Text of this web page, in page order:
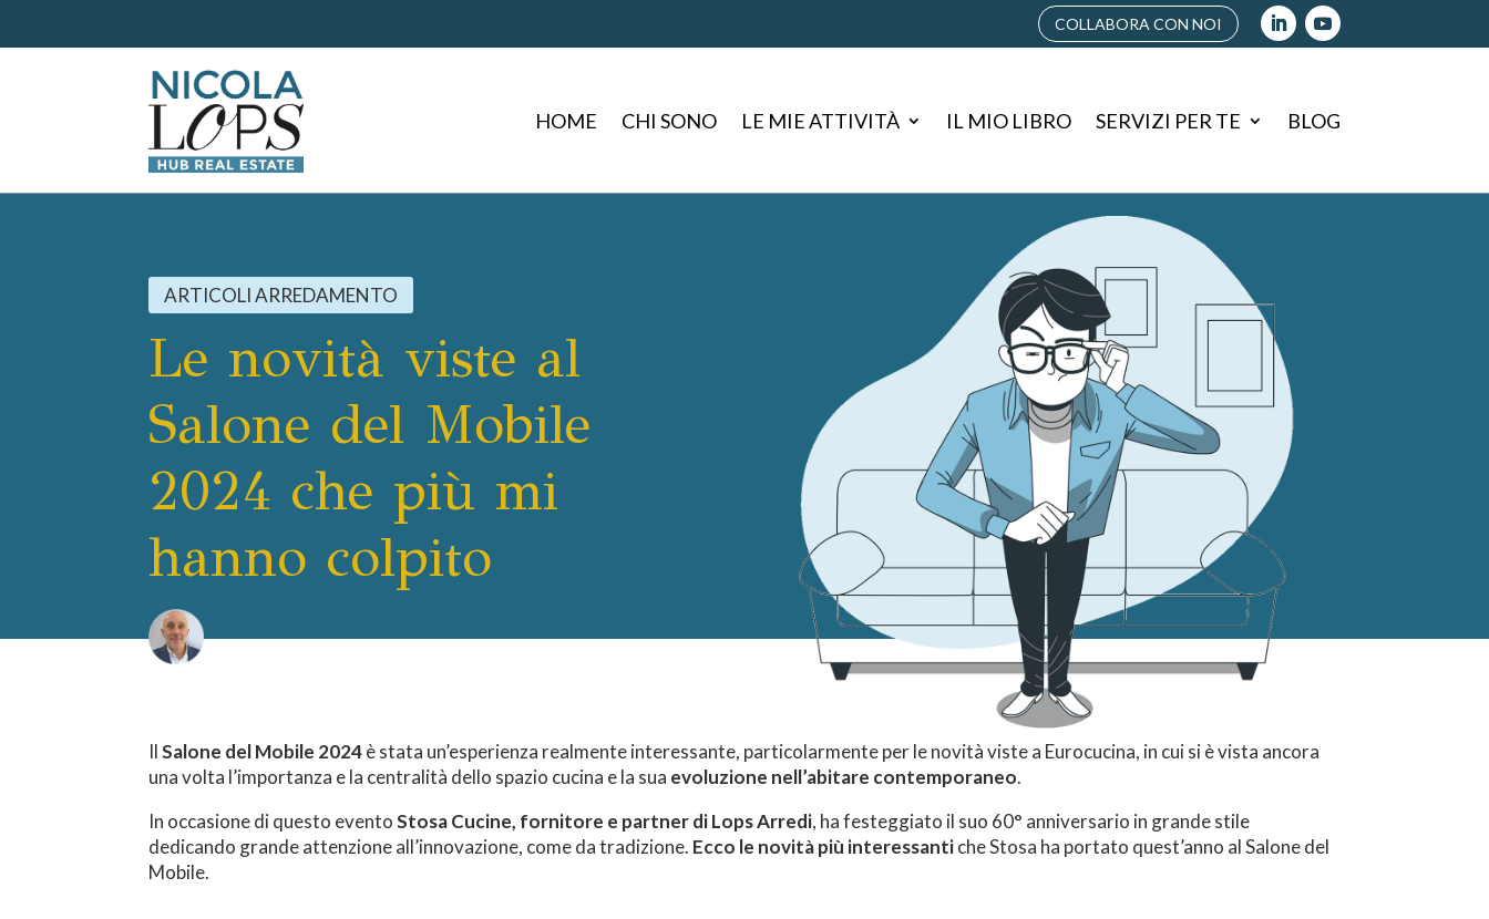
COLLABORA CON NOI
HOME CHI SONO LE MIE ATTIVITÀ IL MIO LIBRO SERVIZI PER TE BLOG
ARTICOLI ARREDAMENTO
Le novità viste al
Salone del Mobile
2024 che più mi
hanno colpito
IlSalone del Mobile 2024è stata un’esperienza realmente interessante, particolarmente per le novità viste a Eurocucina, in cui si è vista ancora
una volta l’importanza e la centralità dello spazio cucina e la sua evoluzione nell’abitare contemporaneo.
In occasione di questo eventoStosa Cucine, fornitore e partner di Lops Arredi, ha festeggiato il suo 60° anniversario in grande stile
dedicando grande attenzione all’innovazione, come da tradizione. Ecco le novità più interessantiche Stosa ha portato quest’anno al Salone del
Mobile.